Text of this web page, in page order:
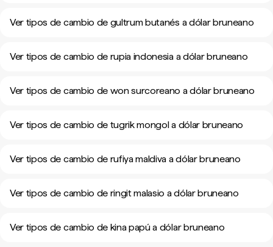
Ver tipos de cambio de gultrum butanés a dólar bruneano
Ver tipos de cambio de rupia indonesia a dólar bruneano
Ver tipos de cambio de won surcoreano a dólar bruneano
Ver tipos de cambio de tugrik mongol a dólar bruneano
Ver tipos de cambio de rufiya maldiva a dólar bruneano
Ver tipos de cambio de ringit malasio a dólar bruneano
Ver tipos de cambio de kina papú a dólar bruneano